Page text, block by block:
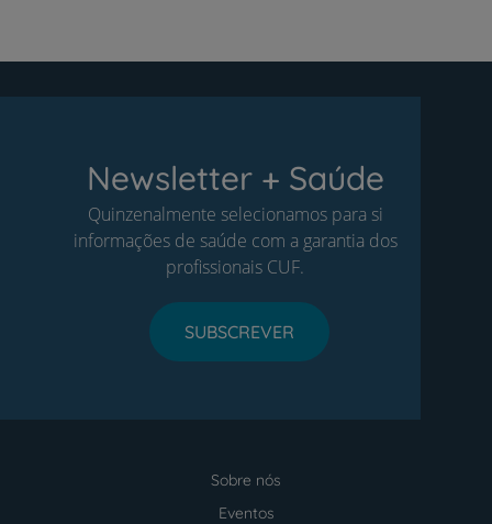
Newsletter + Saúde
Quinzenalmente selecionamos para si
informações de saúde com a garantia dos
profissionais CUF.
SUBSCREVER
Sobre nós
Eventos